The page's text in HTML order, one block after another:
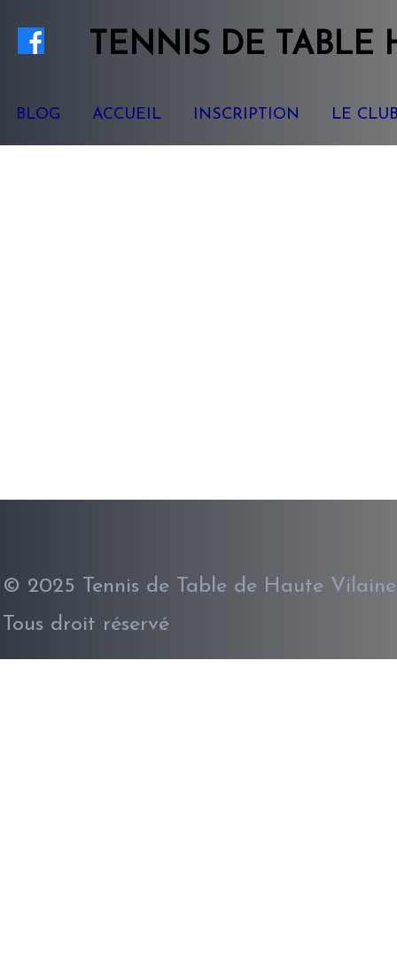
TENNIS DE TABLE
BLOG ACCUEIL INSCRIPTION LE
© 2025 Tennis de Table de Haute Vilaine
Tous droit réservé